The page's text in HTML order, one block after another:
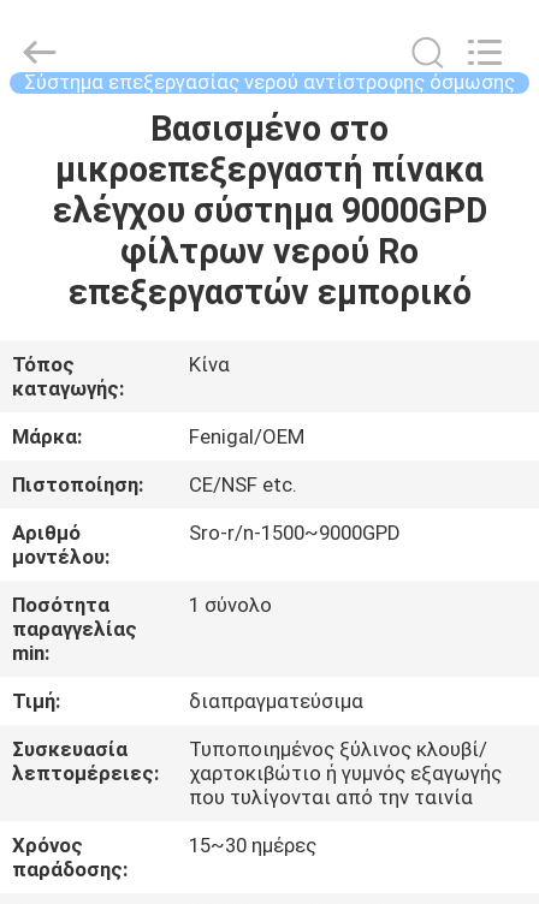
ΠΡΟΪΌΝΤΑ
ΠΕΡΊΠΟΥ
ΓΎΡΟΣ
ΕΡΓΟΣΤΑΣΊΩΝ
ΠΟΙΟΤΙΚΌΣ
ΈΛΕΓΧΟΣ
ΜΑΣ
ΣΕ
ΕΠΑΦΉ
ΕΙΔΉΣΕΙΣ
Technology
Co.,
Ltd..
Σύστημα επεξεργασίας νερού αντίστροφης όσμωσης
Βασισμένο στο
μικροεπεξεργαστή πίνακα
ελέγχου σύστημα 9000GPD
φίλτρων νερού Ro
επεξεργαστών εμπορικό
Τόπος
καταγωγής:
Κίνα
Μάρκα:
Fenigal/OEM
Πιστοποίηση:
CE/NSF etc.
Αριθμό
μοντέλου:
Sro-r/n-1500~9000GPD
Ποσότητα
παραγγελίας
min:
1 σύνολο
Τιμή:
διαπραγματεύσιμα
Συσκευασία
λεπτομέρειες:
Τυποποιημένος ξύλινος κλουβί/
χαρτοκιβώτιο ή γυμνός εξαγωγής
που τυλίγονται από την ταινία
Χρόνος
παράδοσης:
15~30 ημέρες